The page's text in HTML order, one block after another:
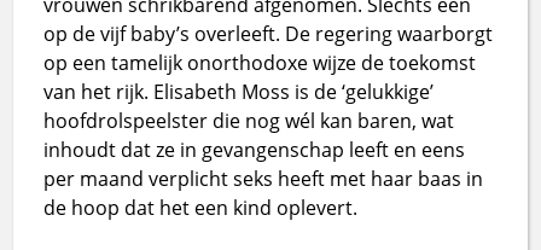
op de vijf baby’s overleeft. De regering waarborgt
op een tamelijk onorthodoxe wijze de toekomst
van het rijk. Elisabeth Moss is de ‘gelukkige’
hoofdrolspeelster die nog wél kan baren, wat
inhoudt dat ze in gevangenschap leeft en eens
per maand verplicht seks heeft met haar baas in
de hoop dat het een kind oplevert.